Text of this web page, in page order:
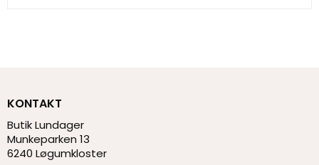
KONTAKT
Butik Lundager
Munkeparken 13
6240 Løgumkloster